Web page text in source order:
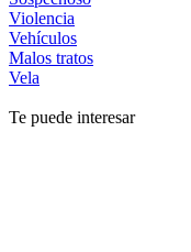
Violencia
Vehículos
Malos tratos
Vela
Te puede interesar